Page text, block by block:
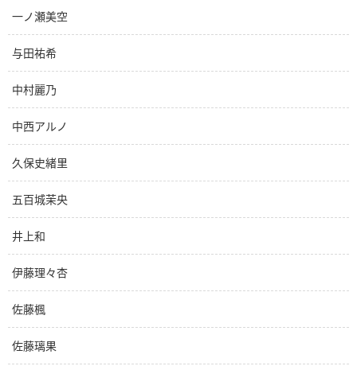
一ノ瀬美空
与田祐希
中村麗乃
中西アルノ
久保史緒里
五百城茉央
井上和
伊藤理々杏
佐藤楓
佐藤璃果